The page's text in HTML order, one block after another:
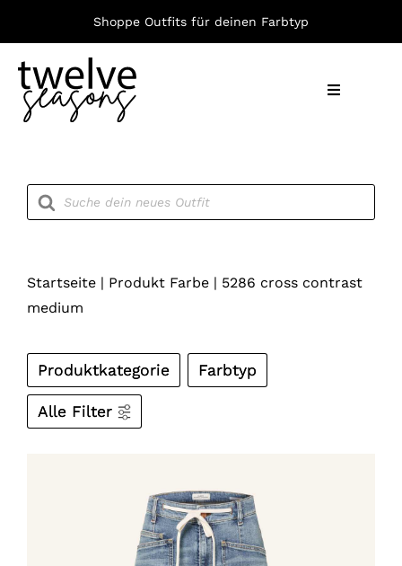
springen
Shoppe Outfits für deinen Farbtyp
Toggle
Products
search
Startseite| Produkt Farbe| 5286 cross contrast
medium
Produktkategorie Farbtyp
Alle Filter